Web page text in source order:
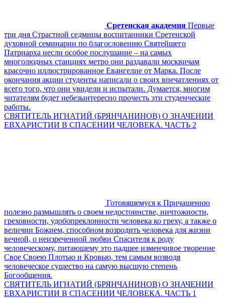
Сретенская академия Первые
три дня Страстной седмицы воспитанники Сретенской
духовной семинарии по благословению Святейшего
Патриарха несли особое послушание – на самых
многолюдных станциях метро они раздавали москвичам
красочно иллюстрированное Евангелие от Марка. После
окончания акции студенты написали о своих впечатлениях от
всего того, что они увидели и испытали. Думается, многим
читателям будет небезынтересно прочесть эти студенческие
работы.
СВЯТИТЕЛЬ ИГНАТИЙ (БРЯНЧАНИНОВ) О ЗНАЧЕНИИ
ЕВХАРИСТИИ В СПАСЕНИИ ЧЕЛОВЕКА. ЧАСТЬ 2
Готовящемуся к Причащению
полезно размышлять о своем недостоинстве, ничтожности,
греховности, удобопреклонности человека ко греху, а также о
величии Божием, способном возродить человека для жизни
вечной, о неизреченной любви Спасителя к роду
человеческому, питающему это падшее изменчивое творение
Свое Своею Плотью и Кровью, тем самым возводя
человеческое существо на самую высшую степень
Богообщения.
СВЯТИТЕЛЬ ИГНАТИЙ (БРЯНЧАНИНОВ) О ЗНАЧЕНИИ
ЕВХАРИСТИИ В СПАСЕНИИ ЧЕЛОВЕКА. ЧАСТЬ 1